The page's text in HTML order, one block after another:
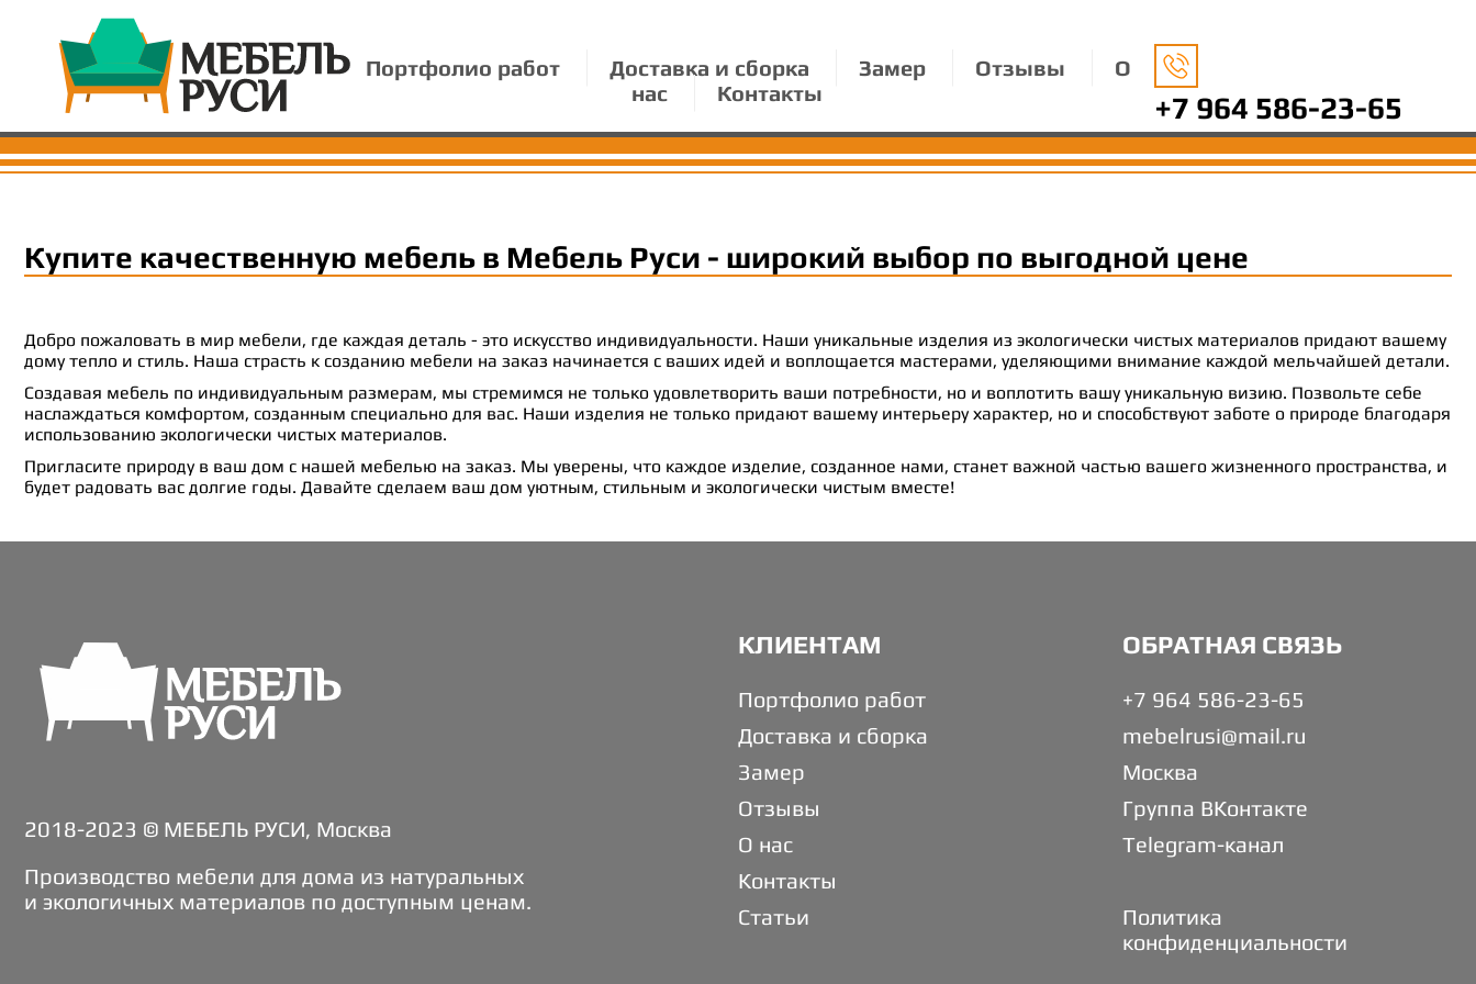
Портфолио работ Доставка и сборка Замер Отзывы
О
нас
Контакты +7 964 586-23-65
Купите качественную мебель в Мебель Руси - широкий выбор по выгодной цене
Добро пожаловать в мир мебели, где каждая деталь - это искусство индивидуальности. Наши уникальные изделия из экологически чистых материалов придают вашему
дому тепло и стиль. Наша страсть к созданию мебели на заказ начинается с ваших идей и воплощается мастерами, уделяющими внимание каждой мельчайшей детали.
Создавая мебель по индивидуальным размерам, мы стремимся не только удовлетворить ваши потребности, но и воплотить вашу уникальную визию. Позвольте себе
наслаждаться комфортом, созданным специально для вас. Наши изделия не только придают вашему интерьеру характер, но и способствуют заботе о природе благодаря
использованию экологически чистых материалов.
Пригласите природу в ваш дом с нашей мебелью на заказ. Мы уверены, что каждое изделие, созданное нами, станет важной частью вашего жизненного пространства, и
будет радовать вас долгие годы. Давайте сделаем ваш дом уютным, стильным и экологически чистым вместе!
2018-2023 © МЕБЕЛЬ РУСИ, Москва
Производство мебели для дома из натуральных
и экологичных материалов по доступным ценам.
КЛИЕНТАМ
Портфолио работ
Доставка и сборка
Замер
Отзывы
О нас
Контакты
Статьи
ОБРАТНАЯ СВЯЗЬ
+7 964 586-23-65
mebelrusi@mail.ru
Москва
Группа ВКонтакте
Telegram-канал
Политика
конфиденциальности